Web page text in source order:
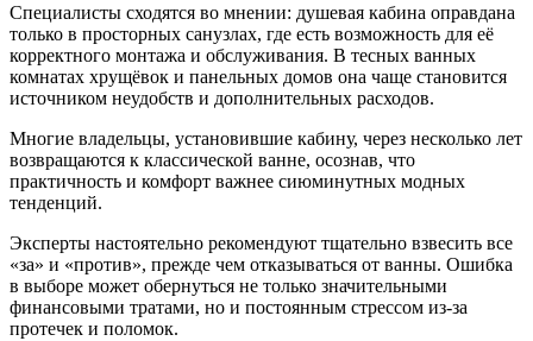
Специалисты сходятся во мнении: душевая кабина оправдана
только в просторных санузлах, где есть возможность для её
корректного монтажа и обслуживания. В тесных ванных
комнатах хрущёвок и панельных домов она чаще становится
источником неудобств и дополнительных расходов.
Многие владельцы, установившие кабину, через несколько лет
возвращаются к классической ванне, осознав, что
практичность и комфорт важнее сиюминутных модных
тенденций.
Эксперты настоятельно рекомендуют тщательно взвесить все
«за» и «против», прежде чем отказываться от ванны. Ошибка
в выборе может обернуться не только значительными
финансовыми тратами, но и постоянным стрессом из-за
протечек и поломок.